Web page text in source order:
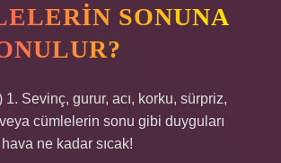
SONUNA
1. Sevinç, gurur, acı, korku, sürpriz,
cümlelerin sonu gibi duyguları
hava ne kadar sıcak!